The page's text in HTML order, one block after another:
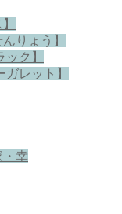
りょう】
ク】
レット】
・幸